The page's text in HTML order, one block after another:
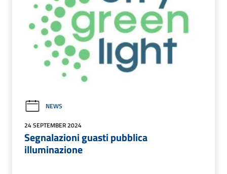
NEWS
24 SEPTEMBER 2024
Segnalazioni guasti pubblica
illuminazione